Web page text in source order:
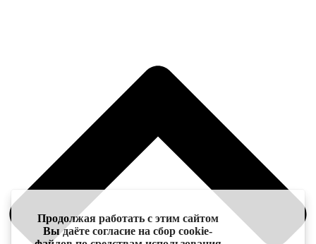
Продолжая работать с этим сайтом
Вы даёте согласие на сбор cookie-